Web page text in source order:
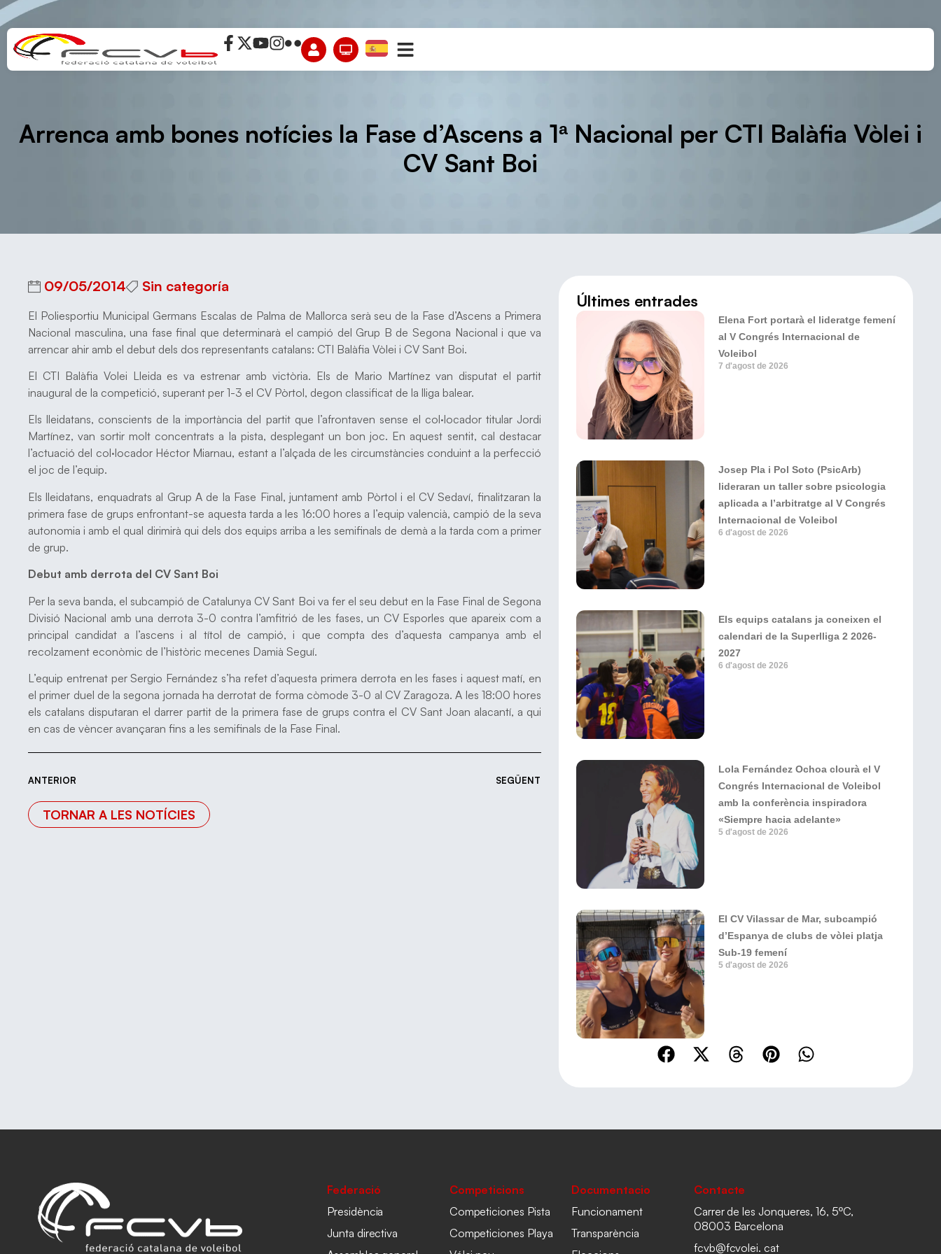
Arrenca amb bones notícies la Fase d’Ascens a 1ª Nacional per CTI Balàfia Vòlei i
CV Sant Boi
09/05/2014 Sin categoría
El Poliesportiu Municipal Germans Escalas de Palma de Mallorca serà seu de la Fase d’Ascens a Primera
Nacional masculina, una fase final que determinarà el campió del Grup B de Segona Nacional i que va
arrencar ahir amb el debut dels dos representants catalans: CTI Balàfia Vòlei i CV Sant Boi.
El CTI Balàfia Volei Lleida es va estrenar amb victòria. Els de Mario Martínez van disputat el partit
inaugural de la competició, superant per 1-3 el CV Pòrtol, degon classificat de la lliga balear.
Els lleidatans, conscients de la importància del partit que l’afrontaven sense el col·locador titular Jordi
Martínez, van sortir molt concentrats a la pista, desplegant un bon joc. En aquest sentit, cal destacar
l’actuació del col·locador Héctor Miarnau, estant a l’alçada de les circumstàncies conduint a la perfecció
el joc de l’equip.
Els lleidatans, enquadrats al Grup A de la Fase Final, juntament amb Pòrtol i el CV Sedaví, finalitzaran la
primera fase de grups enfrontant-se aquesta tarda a les 16:00 hores a l’equip valencià, campió de la seva
autonomia i amb el qual dirimirà qui dels dos equips arriba a les semifinals de demà a la tarda com a primer
de grup.
Debut amb derrota del CV Sant Boi
Per la seva banda, el subcampió de Catalunya CV Sant Boi va fer el seu debut en la Fase Final de Segona
Divisió Nacional amb una derrota 3-0 contra l’amfitrió de les fases, un CV Esporles que apareix com a
principal candidat a l’ascens i al títol de campió, i que compta des d’aquesta campanya amb el
recolzament econòmic de l’històric mecenes Damià Seguí.
L’equip entrenat per Sergio Fernández s’ha refet d’aquesta primera derrota en les fases i aquest matí, en
el primer duel de la segona jornada ha derrotat de forma còmode 3-0 al CV Zaragoza. A les 18:00 hores
els catalans disputaran el darrer partit de la primera fase de grups contra el CV Sant Joan alacantí, a qui
en cas de vèncer avançaran fins a les semifinals de la Fase Final.
ANTERIOR SEGÜENT
TORNAR A LES NOTÍCIES
Últimes entrades
Elena Fort portarà el lideratge femení
al V Congrés Internacional de
Voleibol
7 d'agost de 2026
Josep Pla i Pol Soto (PsicArb)
lideraran un taller sobre psicologia
aplicada a l’arbitratge al V Congrés
Internacional de Voleibol
6 d'agost de 2026
Els equips catalans ja coneixen el
calendari de la Superlliga 2 2026-
2027
6 d'agost de 2026
Lola Fernández Ochoa clourà el V
Congrés Internacional de Voleibol
amb la conferència inspiradora
«Siempre hacia adelante»
5 d'agost de 2026
El CV Vilassar de Mar, subcampió
d’Espanya de clubs de vòlei platja
Sub-19 femení
5 d'agost de 2026
Federació
Presidència
Junta directiva
Competicions
Competiciones Pista
Competiciones Playa
Documentacio
Funcionament
Transparència
Contacte
Carrer de les Jonqueres, 16, 5ºC,
08003 Barcelona
fcvb@fcvolei. cat